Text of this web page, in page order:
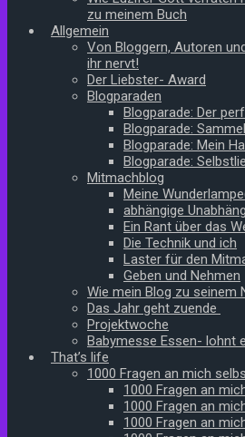
zu meinem Buch
Allgemein
Von Bloggern, Autoren
ihr nervt!
Der Liebster- Award
Blogparaden
Blogparade: Der
Blogparade:
Blogparade: Mein
Blogparade:
Mitmachblog
Meine
abhängige
Ein Rant über das
Die Technik und ich
Laster für den
Geben und Nehmen
Wie mein Blog zu seinem
Das Jahr geht zuende
Projektwoche
Babymesse Essen- lohnt
That’s life
1000 Fragen an mich
1000 Fragen an
1000 Fragen an
1000 Fragen an